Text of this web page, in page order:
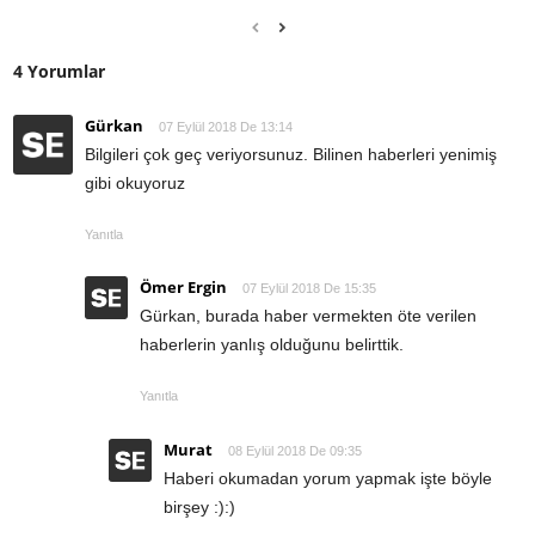
4 Yorumlar
Gürkan 07 Eylül 2018 De 13:14
Bilgileri çok geç veriyorsunuz. Bilinen haberleri yenimiş
gibi okuyoruz
Yanıtla
Ömer Ergin 07 Eylül 2018 De 15:35
Gürkan, burada haber vermekten öte verilen
haberlerin yanlış olduğunu belirttik.
Yanıtla
Murat 08 Eylül 2018 De 09:35
Haberi okumadan yorum yapmak işte böyle
birşey :):)